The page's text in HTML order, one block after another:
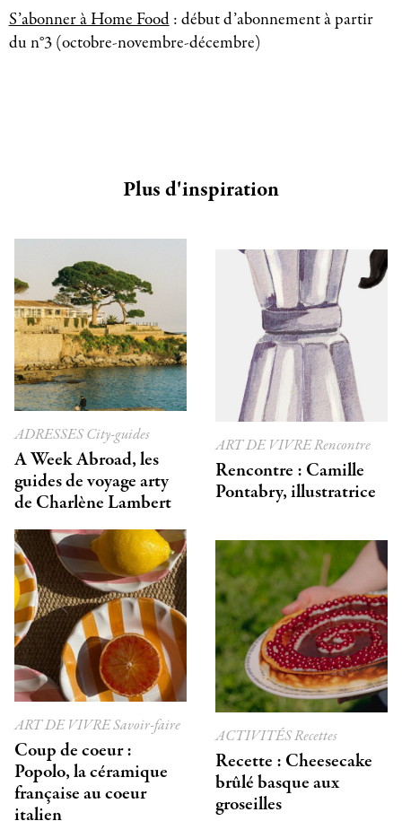
S’abonner à Home Food: début d’abonnement à partir
du n°3 (octobre-novembre-décembre)
Plus d'inspiration
ADRESSESCity-guides
A Week Abroad, les
guides de voyage arty
de Charlène Lambert
ART DE VIVRERencontre
Rencontre : Camille
Pontabry, illustratrice
ART DE VIVRESavoir-faire
Coup de coeur :
Popolo, la céramique
française au coeur
italien
ACTIVITÉSRecettes
Recette : Cheesecake
brûlé basque aux
groseilles